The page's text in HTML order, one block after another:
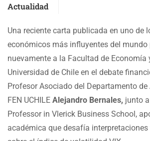
Actualidad
Una reciente carta publicada en uno de
económicos más influyentes del mundo
nuevamente a la Facultad de Economía
Universidad de Chile en el debate
Profesor Asociado del Departamento
FEN UCHILE Alejandro Bernales, junto a
Professor in Vlerick Business School,
académica que desafía